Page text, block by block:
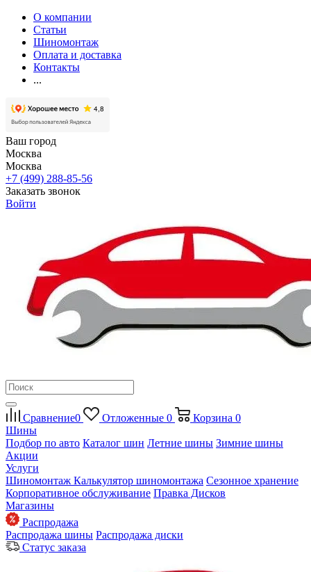
О компании
Статьи
Шиномонтаж
Оплата и доставка
Контакты
...
Ваш город
Москва
Москва
+7 (499) 288-85-56
Заказать звонок
Войти
Сравнение0 Отложенные 0 Корзина 0
Шины
Подбор по авто Каталог шин Летние шины Зимние шины
Акции
Услуги
Шиномонтаж Калькулятор шиномонтажа Сезонное хранение
Корпоративное обслуживание Правка Дисков
Магазины
Распродажа
Распродажа шины Распродажа диски
Статус заказа